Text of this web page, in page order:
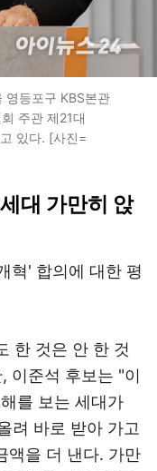
영등포구 KBS본관
주관 제21대
있다. [사진=
대 가만히 앉
혁' 합의에 대한 평
한 것은 안 한 것
이준석 후보는 "이
를 보는 세대가
려 바로 받아 가고
액을 더 낸다. 가만